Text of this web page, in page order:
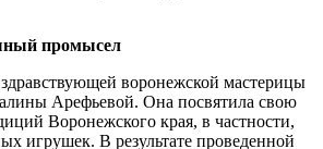
промысел
воронежской мастерицы
Арефьевой. Она посвятила свою
Воронежского края, в частности,
игрушек. В результате проведенной